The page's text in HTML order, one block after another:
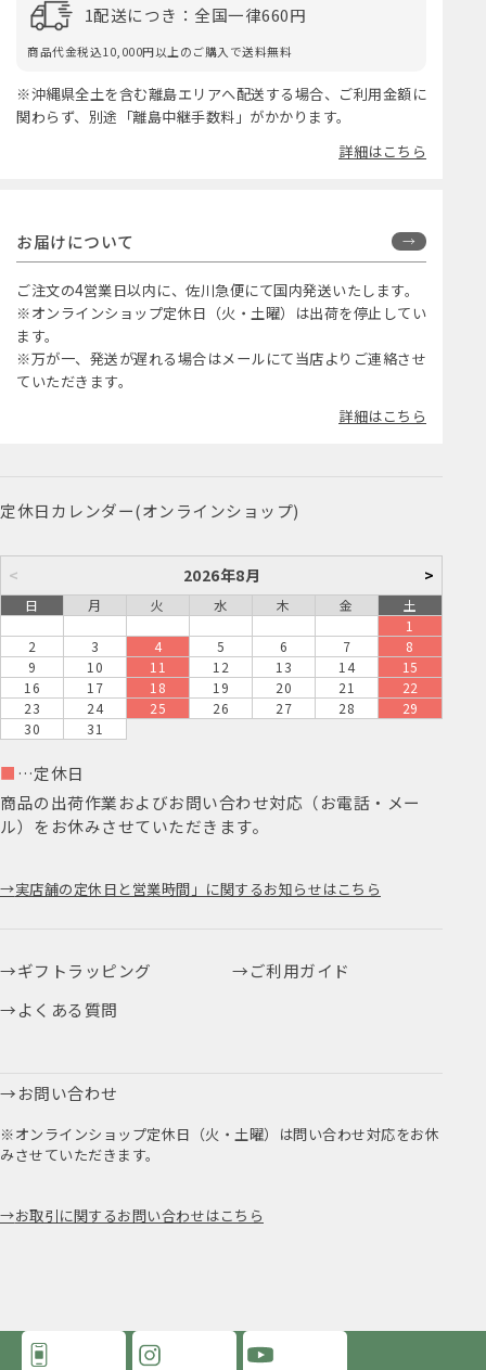
1配送につき：全国一律660円
商品代金税込10,000円以上のご購入で送料無料
※沖縄県全土を含む離島エリアへ配送する場合、ご利用金額に
関わらず、別途「離島中継手数料」がかかります。
詳細はこちら
お届けについて
ご注文の4営業日以内に、佐川急便にて国内発送いたします。
※オンラインショップ定休日（火・土曜）は出荷を停止してい
ます。
※万が一、発送が遅れる場合はメールにて当店よりご連絡させ
ていただきます。
詳細はこちら
定休日カレンダー(オンラインショップ)
< 2026年8月 >
日 月 火 水 木 金
土
1
2
3 4 5 6 7
8
9
10 11 12 13 14
15
16
17 18 19 20 21
22
23
24 25 26 27 28
29
30
31
■ …定休日
商品の出荷作業およびお問い合わせ対応（お電話・メー
ル）をお休みさせていただきます。
実店舗の定休日と営業時間」に関するお知らせはこちら
ギフトラッピング
ご利用ガイド
よくある質問
お問い合わせ
※オンラインショップ定休日（火・土曜）は問い合わせ対応をお休
みさせていただきます。
お取引に関するお問い合わせはこちら